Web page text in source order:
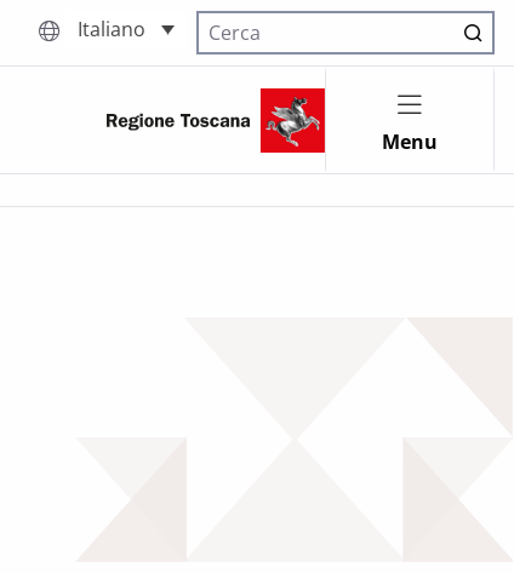
Italiano
Cerca nel sito
Menu